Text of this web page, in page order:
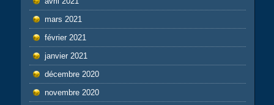
mars 2021
février 2021
janvier 2021
décembre 2020
novembre 2020